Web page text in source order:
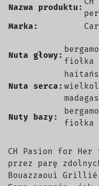
Nazwa produktu:
Marka:
Nuta głowy:
fiołka
Nuta serca:
Nuty bazy:
fiołka
CH Pasion for Her
przez parę
Bouazzaoui